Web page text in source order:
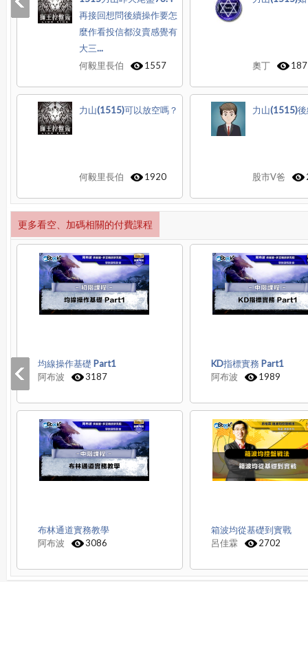
再接回想問後續操作要怎
麼作看投信都沒賣感覺有
大三...
何毅里長伯
1557 奧丁
力山(1515)可以放空嗎？
何毅里長伯 1920
力山(1515)
股市V爸
更多看空、加碼相關的付費課程
均線操作基礎 Part1
阿布波
3187
KD指標實務 Part1
阿布波
1989
布林通道實務教學
阿布波
3086
箱波均從基礎到實戰
呂佳霖
2702